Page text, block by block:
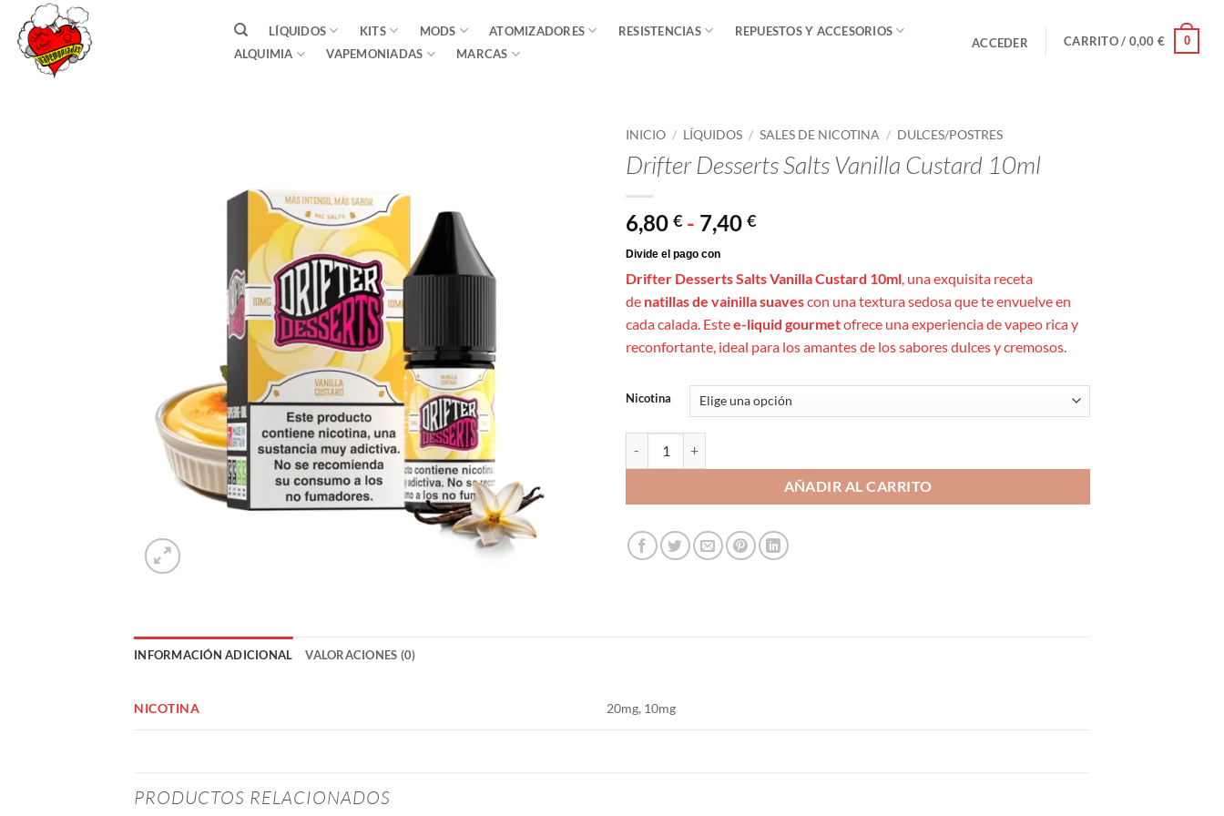
Saltar
contenido
LÍQUIDOS KITS MODS ATOMIZADORES RESISTENCIAS
REPUESTOS Y ACCESORIOS
ALQUIMIA
VAPEMONIADAS MARCAS
ACCEDER CARRITO / 0,00 € 0
INICIO / LÍQUIDOS / SALES DE NICOTINA / DULCES/POSTRES
Drifter Desserts Salts Vanilla Custard 10ml
6,80 € - 7,40 €Rango
desde
6,80 €
hasta
7,40 €
Drifter Desserts Salts Vanilla Custard 10ml , una exquisita receta
de natillas de vainilla suavescon una textura sedosa que te envuelve en
cada calada. Estee-liquid gourmetofrece una experiencia de vapeo rica y
reconfortante, ideal para los amantes de los sabores dulces y cremosos.
Nicotina
AÑADIR AL CARRITO
INFORMACIÓN ADICIONAL VALORACIONES (0)
NICOTINA 20mg, 10mg
PRODUCTOS RELACIONADOS